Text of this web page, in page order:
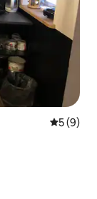
Μέση
5 (9)